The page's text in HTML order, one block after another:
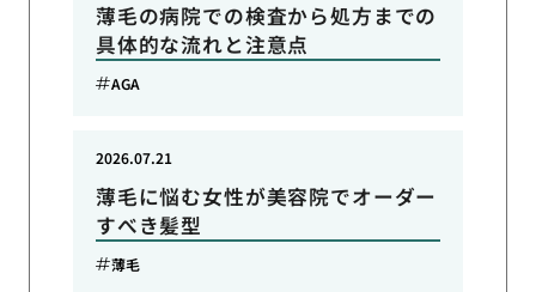
薄毛の病院での検査から処方までの
具体的な流れと注意点
AGA
薄毛に悩む女性が美容院でオーダー
すべき髪型
2026.07.21
薄毛